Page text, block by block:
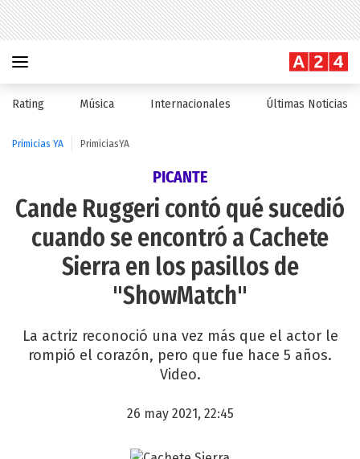
Rating Música Internacionales Últimas Noticias
Primicias YA PrimiciasYA
PICANTE
Cande Ruggeri contó qué sucedió
cuando se encontró a Cachete
Sierra en los pasillos de
"ShowMatch"
La actriz reconoció una vez más que el actor le
rompió el corazón, pero que fue hace 5 años.
Video.
26 may 2021, 22:45